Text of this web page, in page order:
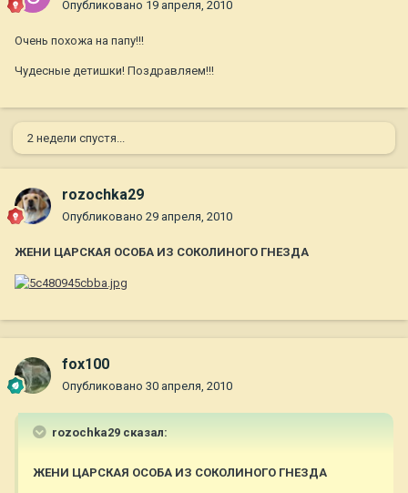
Опубликовано 19 апреля, 2010
Очень похожа на папу!!!
Чудесные детишки! Поздравляем!!!
2 недели спустя...
rozochka29
Опубликовано 29 апреля, 2010
ЖЕНИ ЦАРСКАЯ ОСОБА ИЗ СОКОЛИНОГО ГНЕЗДА
fox100
Опубликовано 30 апреля, 2010
rozochka29 сказал:
ЖЕНИ ЦАРСКАЯ ОСОБА ИЗ СОКОЛИНОГО ГНЕЗДА